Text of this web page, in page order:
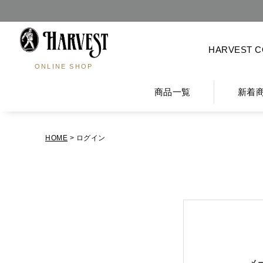
ONLINE SHOP
HARVEST
商品一覧 新着
HOME ログイン